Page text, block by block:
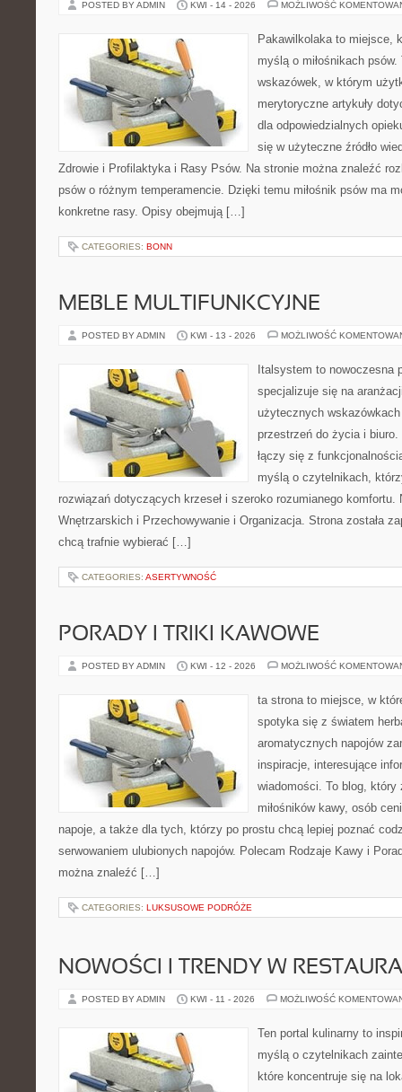
POSTED BY ADMIN KWI - 14 - 2026 MOŻLIWOŚĆ
Pakawilkolaka to miejsce,
myślą o miłośnikach
wskazówek, w którym
merytoryczne artykuły
dla odpowiedzialnych
się w użyteczne źródło
Zdrowie i Profilaktyka i Rasy Psów. Na stronie można znaleźć
psów o różnym temperamencie. Dzięki temu miłośnik psów ma
konkretne rasy. Opisy obejmują […]
CATEGORIES: BONN
MEBLE MULTIFUNKCYJNE
POSTED BY ADMIN KWI - 13 - 2026 MOŻLIWOŚĆ
Italsystem to nowoczesna
specjalizuje się na
użytecznych
przestrzeń do życia i
łączy się z
myślą o czytelnikach,
rozwiązań dotyczących krzeseł i szeroko rozumianego
Wnętrzarskich i Przechowywanie i Organizacja. Strona została
chcą trafnie wybierać […]
CATEGORIES: ASERTYWNOŚĆ
PORADY I TRIKI KAWOWE
POSTED BY ADMIN KWI - 12 - 2026 MOŻLIWOŚĆ
ta strona to miejsce, w
spotyka się z światem
aromatycznych napojów
inspiracje, interesujące
wiadomości. To blog, który
miłośników kawy, osób
napoje, a także dla tych, którzy po prostu chcą lepiej poznać
serwowaniem ulubionych napojów. Polecam Rodzaje Kawy i
można znaleźć […]
CATEGORIES: LUKSUSOWE PODRÓŻE
NOWOŚCI I TRENDY W
POSTED BY ADMIN KWI - 11 - 2026 MOŻLIWOŚĆ
Ten portal kulinarny to
myślą o czytelnikach
które koncentruje się na